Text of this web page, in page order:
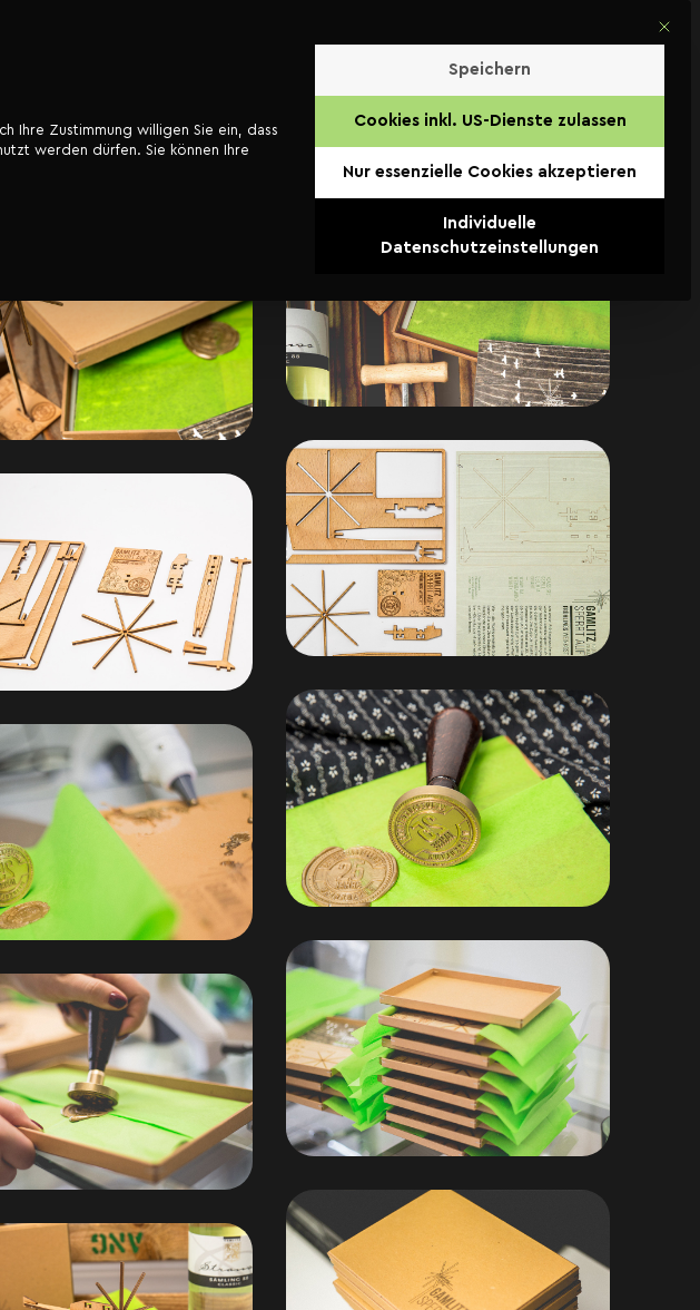
Mit
Ihre Zustimmung willigen Sie ein, dass
werden dürfen. Sie können Ihre
Speichern
Cookies inkl. US-Dienste zulassen
Nur essenzielle Cookies akzeptieren
Individuelle
Datenschutzeinstellungen